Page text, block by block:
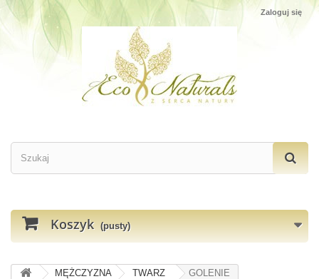
Zaloguj się
Koszyk (pusty)
MĘŻCZYZNA TWARZ GOLENIE